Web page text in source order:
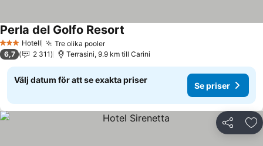
3 StjärnorHotell Tre olika pooler
Perla del Golfo Resort
6,7 2 311 Terrasini, 9.9 km till Carini
Välj datum för att se exakta priser
Se priser
Dela